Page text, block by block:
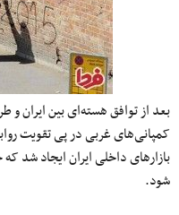
بعد از توافق هسته‌ای بین ایران و
کمپانی‌های غربی در پی تقویت
بازارهای داخلی ایران ایجاد شد که
شود.